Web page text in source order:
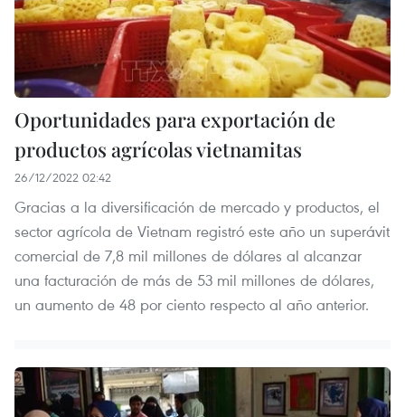
Oportunidades para exportación de
productos agrícolas vietnamitas
26/12/2022 02:42
Gracias a la diversificación de mercado y productos, el
sector agrícola de Vietnam registró este año un superávit
comercial de 7,8 mil millones de dólares al alcanzar
una facturación de más de 53 mil millones de dólares,
un aumento de 48 por ciento respecto al año anterior.